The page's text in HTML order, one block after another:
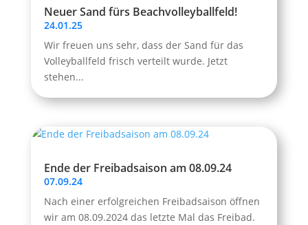
Neuer Sand fürs Beachvolleyballfeld!
24.01.25
Wir freuen uns sehr, dass der Sand für das
Volleyballfeld frisch verteilt wurde. Jetzt
stehen...
Ende der Freibadsaison am 08.09.24
07.09.24
Nach einer erfolgreichen Freibadsaison öffnen
wir am 08.09.2024 das letzte Mal das Freibad.